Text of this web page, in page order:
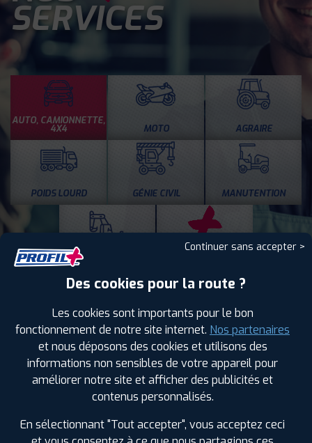
SERVICES
AUTO, CAMIONNETTE,
4X4 MOTO AGRAIRE
POIDS LOURD GÉNIE CIVIL MANUTENTION
TRAVAUX PUBLICS
Échappement
Amortisseurs
Vente et montage pneus Camping car
Géométrie
Gardiennage pneus à AGDE
Agence labellisée run flat
Vidange
Continuer sans accepter >
Des cookies pour la route ?
Les cookies sont importants pour le bon
fonctionnement de notre site internet. Nos partenaires
et nous déposons des cookies et utilisons des
informations non sensibles de votre appareil pour
améliorer notre site et afficher des publicités et
contenus personnalisés.
En sélectionnant "Tout accepter", vous acceptez ceci